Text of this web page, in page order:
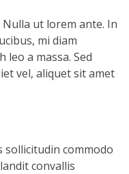
ut lorem ante. In
mi diam
a massa. Sed
vel, aliquet sit amet
sollicitudin commodo
convallis